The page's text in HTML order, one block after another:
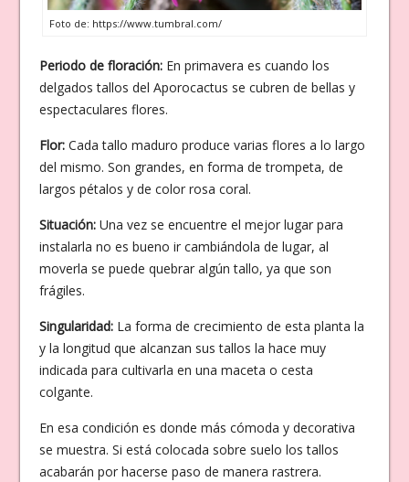
Foto de: https://www.tumbral.com/
Periodo de floración:En primavera es cuando los
delgados tallos del Aporocactus se cubren de bellas y
espectaculares flores.
Flor:Cada tallo maduro produce varias flores a lo largo
del mismo. Son grandes, en forma de trompeta, de
largos pétalos y de color rosa coral.
Situación:Una vez se encuentre el mejor lugar para
instalarla no es bueno ir cambiándola de lugar, al
moverla se puede quebrar algún tallo, ya que son
frágiles.
Singularidad:La forma de crecimiento de esta planta la
y la longitud que alcanzan sus tallos la hace muy
indicada para cultivarla en una maceta o cesta
colgante.
En esa condición es donde más cómoda y decorativa
se muestra. Si está colocada sobre suelo los tallos
acabarán por hacerse paso de manera rastrera.